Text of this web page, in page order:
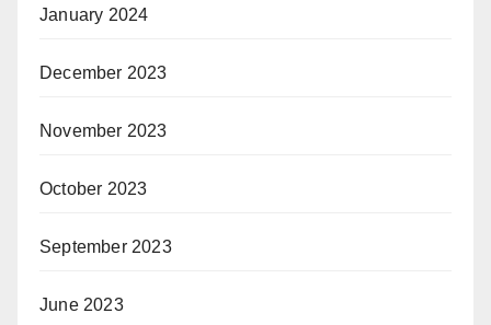
January 2024
December 2023
November 2023
October 2023
September 2023
June 2023